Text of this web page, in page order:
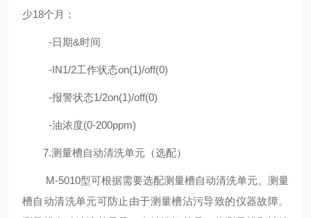
少18个月：
-日期&时间
-IN1/2工作状态on(1)/off(0)
-报警状态1/2on(1)/off(0)
-油浓度(0-200ppm)
7.测量槽自动清洗单元（选配）
M-5010型可根据需要选配测量槽自动清洗单元。测量
槽自动清洗单元可防止由于测量槽沾污导致的仪器故障。